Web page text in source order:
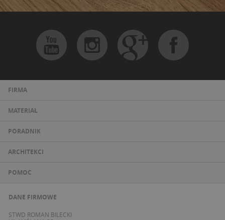
FIRMA
MATERIAŁ
PORADNIK
ARCHITEKCI
POMOC
DANE FIRMOWE
STWD ROMAN BILECKI